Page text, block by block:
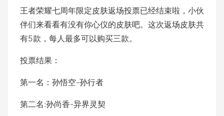
王者荣耀七周年限定皮肤返场投票已经结束啦，小伙
伴们来看看有没有你心仪的皮肤吧。这次返场皮肤共
有5款，每人最多可以购买三款。
投票结果：
第一名：孙悟空-孙行者
第二名:孙尚香-异界灵契